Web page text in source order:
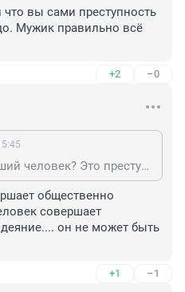
вы сами преступность
Мужик правильно всё
+2 –0
Вы в своём уме? Хороший человек? Это преступник!
общественно
совершает
он не может быть
+1 –1